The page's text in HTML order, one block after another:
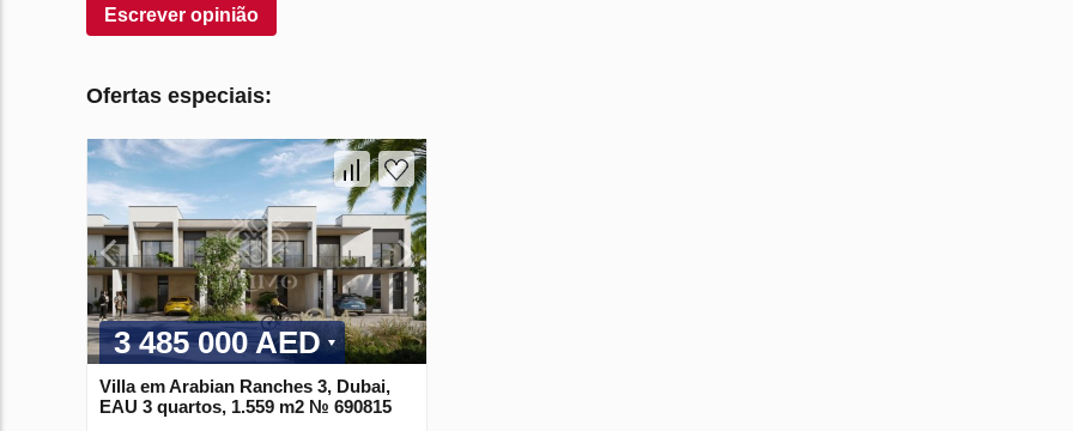
Escrever opinião
Ofertas especiais:
3 485 000 AED
Villa em Arabian Ranches 3, Dubai,
EAU 3 quartos, 1.559 m2 № 690815